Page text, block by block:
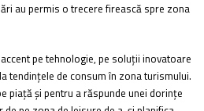
au permis o trecere firească spre zona
pe tehnologie, pe soluții inovatoare
tendințele de consum în zona turismului.
piață și pentru a răspunde unei dorințe